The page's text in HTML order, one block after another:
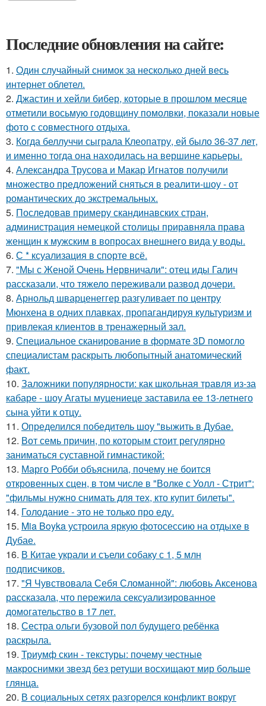
Последние обновления на сайте:
1. Один случайный снимок за несколько дней весь
интернет облетел.
2. Джастин и хейли бибер, которые в прошлом месяце
отметили восьмую годовщину помолвки, показали новые
фото с совместного отдыха.
3. Когда беллуччи сыграла Клеопатру, ей было 36-37 лет,
и именно тогда она находилась на вершине карьеры.
4. Александра Трусова и Макар Игнатов получили
множество предложений сняться в реалити-шоу - от
романтических до экстремальных.
5. Последовав примеру скандинавских стран,
администрация немецкой столицы приравняла права
женщин к мужским в вопросах внешнего вида у воды.
6. С * ксуализация в спорте всё.
7. "Мы с Женой Очень Нервничали": отец иды Галич
рассказали, что тяжело переживали развод дочери.
8. Арнольд шварценеггер разгуливает по центру
Мюнхена в одних плавках, пропагандируя культуризм и
привлекая клиентов в тренажерный зал.
9. Специальное сканирование в формате 3D помогло
специалистам раскрыть любопытный анатомический
факт.
10. Заложники популярности: как школьная травля из-за
кабаре - шоу Агаты муцениеце заставила ее 13-летнего
сына уйти к отцу.
11. Определился победитель шоу "выжить в Дубае.
12. Вот семь причин, по которым стоит регулярно
заниматься суставной гимнастикой:
13. Марго Робби объяснила, почему не боится
откровенных сцен, в том числе в "Волке с Уолл - Стрит":
"фильмы нужно снимать для тех, кто купит билеты".
14. Голодание - это не только про еду.
15. Mia Boyka устроила яркую фотосессию на отдыхе в
Дубае.
16. В Китае украли и съели собаку с 1, 5 млн
подписчиков.
17. "Я Чувствовала Себя Сломанной": любовь Аксенова
рассказала, что пережила сексуализированное
домогательство в 17 лет.
18. Сестра ольги бузовой пол будущего ребёнка
раскрыла.
19. Триумф скин - текстуры: почему честные
макроснимки звезд без ретуши восхищают мир больше
глянца.
20. В социальных сетях разгорелся конфликт вокруг